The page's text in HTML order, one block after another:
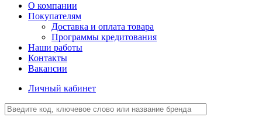
О компании
Покупателям
Доставка и оплата товара
Программы кредитования
Наши работы
Контакты
Вакансии
Личный кабинет